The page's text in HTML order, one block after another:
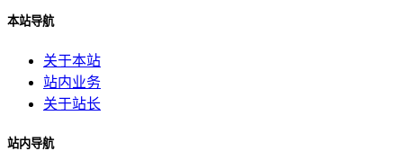
本站导航
关于本站
站内业务
关于站长
站内导航